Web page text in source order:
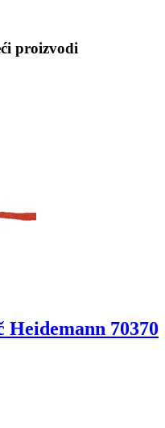
proizvodi
Heidemann 70370